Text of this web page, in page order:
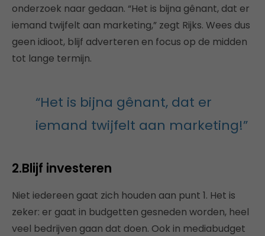
onderzoek naar gedaan. “Het is bijna gênant, dat er
iemand twijfelt aan marketing,” zegt Rijks. Wees dus
geen idioot, blijf adverteren en focus op de midden
tot lange termijn.
“Het is bijna gênant, dat er
iemand twijfelt aan marketing!”
2.Blijf investeren
Niet iedereen gaat zich houden aan punt 1. Het is
zeker: er gaat in budgetten gesneden worden, heel
veel bedrijven gaan dat doen. Ook in mediabudget